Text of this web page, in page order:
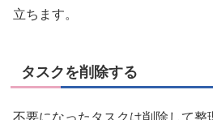
立ちます。
タスクを削除する